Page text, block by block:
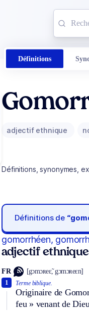
Définitions
adjectif ethnique
Définitions, synonymes,
Définitions de
gomorrhéen,
adjectif ethnique
FR [gɔmɔʀeɛ̃, gɔmɔʀeɛn]
Terme biblique.
Originaire de
feu » venant de
1